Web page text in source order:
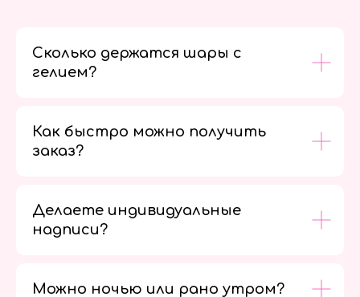
Сколько держатся шары с
гелием?
Как быстро можно получить
заказ?
Делаете индивидуальные
надписи?
Можно ночью или рано утром?